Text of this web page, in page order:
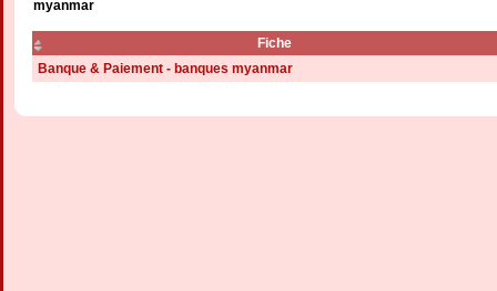
myanmar
Fiche
Banque & Paiement - banques myanmar